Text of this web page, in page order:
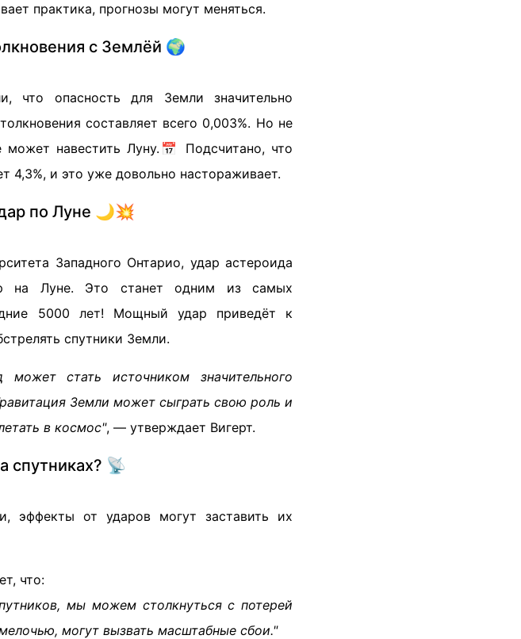
практика, прогнозы могут меняться.
с Землёй 🌍
что опасность для Земли значительно
составляет всего 0,003%. Но не
навестить Луну.📅 Подсчитано, что
4,3%, и это уже довольно настораживает.
по Луне 🌙💥
Западного Онтарио, удар астероида
на Луне. Это станет одним из самых
5000 лет! Мощный удар приведёт к
спутники Земли.
стать источником значительного
Земли может сыграть свою роль и
в космос", — утверждает Вигерт.
спутниках? 📡
эффекты от ударов могут заставить их
что:
мы можем столкнуться с потерей
могут вызвать масштабные сбои."